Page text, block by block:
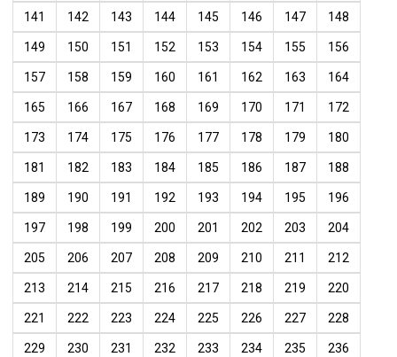
141 142 143 144 145 146 147 148
149 150 151 152 153 154 155 156
157 158 159 160 161 162 163 164
165 166 167 168 169 170 171 172
173 174 175 176 177 178 179 180
181 182 183 184 185 186 187 188
189 190 191 192 193 194 195 196
197 198 199 200 201 202 203 204
205 206 207 208 209 210 211 212
213 214 215 216 217 218 219 220
221 222 223 224 225 226 227 228
229 230 231 232 233 234 235 236